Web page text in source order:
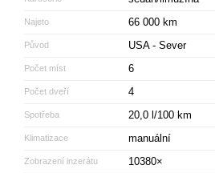
Najeto 66 000 km
Původ USA - Sever
Počet míst 6
Počet dveří 4
Spotřeba 20,0 l/100 km
Klimatizace manuální
Zobrazení inzerátu 10380×